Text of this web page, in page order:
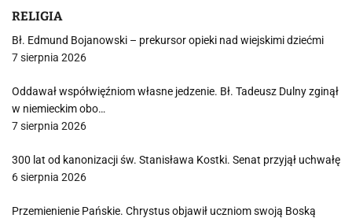
RELIGIA
Bł. Edmund Bojanowski – prekursor opieki nad wiejskimi dziećmi
7 sierpnia 2026
Oddawał współwięźniom własne jedzenie. Bł. Tadeusz Dulny zginął
w niemieckim obo…
7 sierpnia 2026
300 lat od kanonizacji św. Stanisława Kostki. Senat przyjął uchwałę
6 sierpnia 2026
Przemienienie Pańskie. Chrystus objawił uczniom swoją Boską